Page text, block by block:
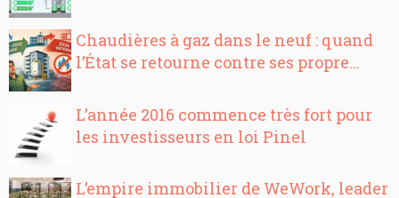
Chaudières à gaz dans le neuf : quand
l’État se retourne contre ses propre...
L’année 2016 commence très fort pour
les investisseurs en loi Pinel
L’empire immobilier de WeWork, leader